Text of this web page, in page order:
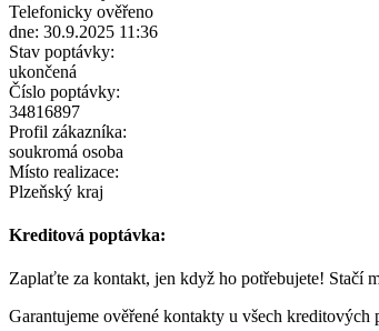
Telefonicky ověřeno
dne: 30.9.2025 11:36
Stav poptávky:
ukončená
Číslo poptávky:
34816897
Profil zákazníka:
soukromá osoba
Místo realizace:
Plzeňský kraj
Kreditová poptávka:
Zaplaťte za kontakt, jen když ho potřebujete! Stačí
Garantujeme ověřené kontakty u všech kreditových